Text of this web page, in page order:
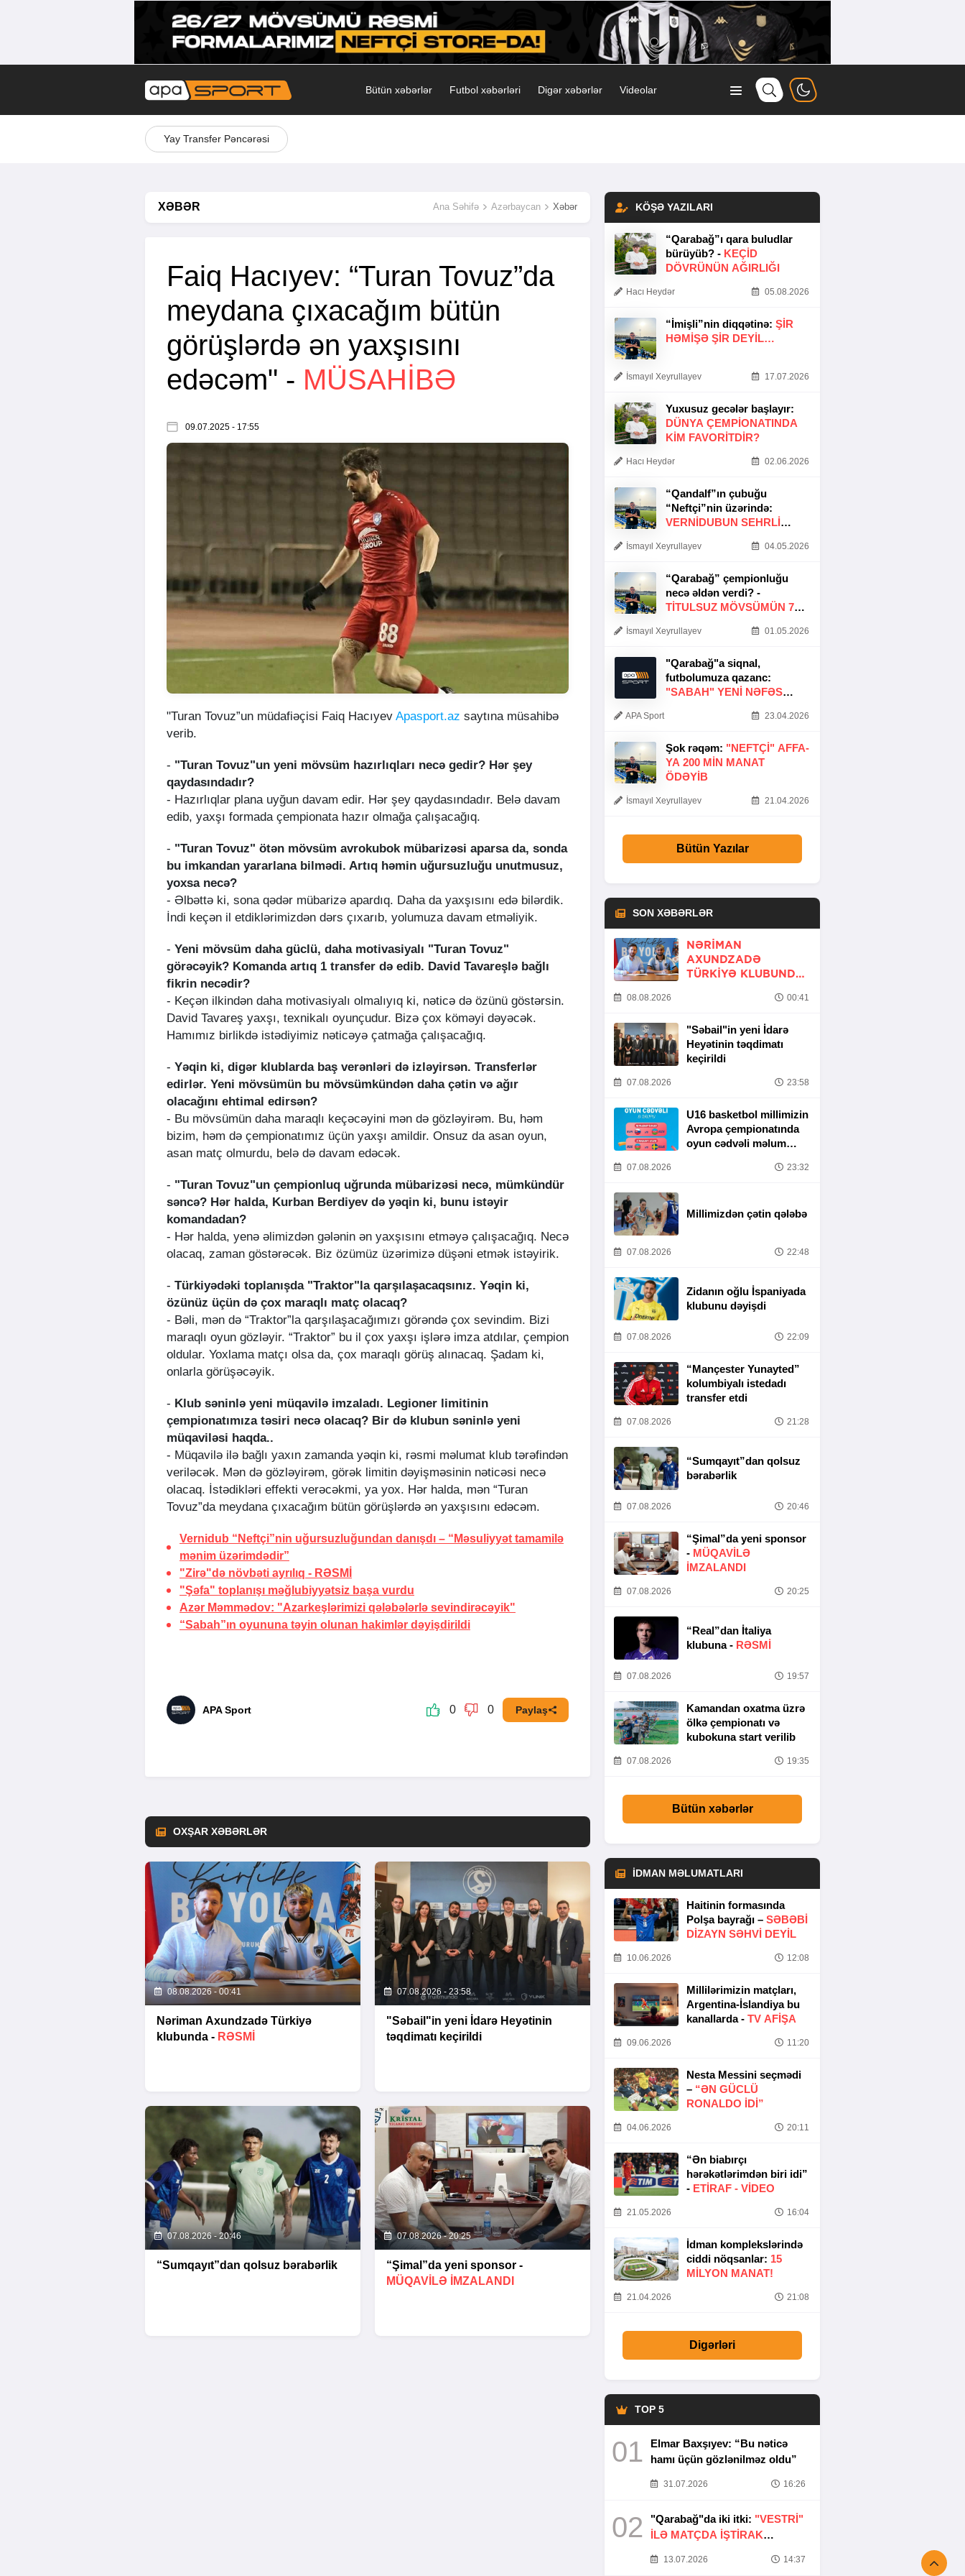
Bütün xəbərlər Futbol xəbərləri Digər xəbərlər Videolar
Yay Transfer Pəncərəsi
XƏBƏR Ana Səhifə Azərbaycan Xəbər
Faiq Hacıyev: “Turan Tovuz”da
meydana çıxacağım bütün
görüşlərdə ən yaxşısını
edəcəm" - MÜSAHİBƏ
09.07.2025 - 17:55
"Turan Tovuz”un müdafiəçisi Faiq Hacıyev Apasport.az saytına müsahibə
verib.
- "Turan Tovuz"un yeni mövsüm hazırlıqları necə gedir? Hər şey
qaydasındadır?
- Hazırlıqlar plana uyğun davam edir. Hər şey qaydasındadır. Belə davam
edib, yaxşı formada çempionata hazır olmağa çalışacağıq.
- "Turan Tovuz" ötən mövsüm avrokubok mübarizəsi aparsa da, sonda
bu imkandan yararlana bilmədi. Artıq həmin uğursuzluğu unutmusuz,
yoxsa necə?
- Əlbəttə ki, sona qədər mübarizə apardıq. Daha da yaxşısını edə bilərdik.
İndi keçən il etdiklərimizdən dərs çıxarıb, yolumuza davam etməliyik.
- Yeni mövsüm daha güclü, daha motivasiyalı "Turan Tovuz"
görəcəyik? Komanda artıq 1 transfer də edib. David Tavareşlə bağlı
fikrin necədir?
- Keçən ilkindən daha motivasiyalı olmalıyıq ki, nəticə də özünü göstərsin.
David Tavareş yaxşı, texnikalı oyunçudur. Bizə çox köməyi dəyəcək.
Hamımız birlikdə istədiyimiz nəticəyə çatmağa çalışacağıq.
- Yəqin ki, digər klublarda baş verənləri də izləyirsən. Transferlər
edirlər. Yeni mövsümün bu mövsümkündən daha çətin və ağır
olacağını ehtimal edirsən?
- Bu mövsümün daha maraqlı keçəcəyini mən də gözləyirəm. Bu, həm
bizim, həm də çempionatımız üçün yaxşı amildir. Onsuz da asan oyun,
asan matç olmurdu, belə də davam edəcək.
- "Turan Tovuz"un çempionluq uğrunda mübarizəsi necə, mümkündür
səncə? Hər halda, Kurban Berdiyev də yəqin ki, bunu istəyir
komandadan?
- Hər halda, yenə əlimizdən gələnin ən yaxşısını etməyə çalışacağıq. Necə
olacaq, zaman göstərəcək. Biz özümüz üzərimizə düşəni etmək istəyirik.
- Türkiyədəki toplanışda "Traktor"la qarşılaşacaqsınız. Yəqin ki,
özünüz üçün də çox maraqlı matç olacaq?
- Bəli, mən də “Traktor”la qarşılaşacağımızı görəndə çox sevindim. Bizi
maraqlı oyun gözləyir. “Traktor” bu il çox yaxşı işlərə imza atdılar, çempion
oldular. Yoxlama matçı olsa da, çox maraqlı görüş alınacaq. Şadam ki,
onlarla görüşəcəyik.
- Klub səninlə yeni müqavilə imzaladı. Legioner limitinin
çempionatımıza təsiri necə olacaq? Bir də klubun səninlə yeni
müqaviləsi haqda..
- Müqavilə ilə bağlı yaxın zamanda yəqin ki, rəsmi məlumat klub tərəfindən
veriləcək. Mən də gözləyirəm, görək limitin dəyişməsinin nəticəsi necə
olacaq. İstədikləri effekti verəcəkmi, ya yox. Hər halda, mən “Turan
Tovuz”da meydana çıxacağım bütün görüşlərdə ən yaxşısını edəcəm.
Vernidub “Neftçi”nin uğursuzluğundan danışdı – “Məsuliyyət tamamilə
mənim üzərimdədir”
"Zirə"də növbəti ayrılıq - RƏSMİ
"Şəfa" toplanışı məğlubiyyətsiz başa vurdu
Azər Məmmədov: "Azarkeşlərimizi qələbələrlə sevindirəcəyik"
“Sabah”ın oyununa təyin olunan hakimlər dəyişdirildi
APA Sport 0 0 Paylaş
OXŞAR XƏBƏRLƏR
08.08.2026 - 00:41
Nəriman Axundzadə Türkiyə
klubunda - RƏSMİ
07.08.2026 - 23:58
"Səbail"in yeni İdarə Heyətinin
təqdimatı keçirildi
07.08.2026 - 20:46
“Sumqayıt”dan qolsuz bərabərlik
07.08.2026 - 20:25
“Şimal”da yeni sponsor -
MÜQAVİLƏ İMZALANDI
KÖŞƏ YAZILARI
“Qarabağ”ı qara buludlar
bürüyüb? - KEÇID
DÖVRÜNÜN AĞIRLIĞI
Hacı Heydər 05.08.2026
“İmişli”nin diqqətinə: ŞIR
HƏMIŞƏ ŞIR DEYIL…
İsmayıl Xeyrullayev 17.07.2026
Yuxusuz gecələr başlayır:
DÜNYA ÇEMPIONATINDA
KIM FAVORITDIR?
Hacı Heydər 02.06.2026
“Qandalf”ın çubuğu
“Neftçi”nin üzərində:
VERNİDUBUN SEHRLİ
İsmayıl Xeyrullayev 04.05.2026
“Qarabağ” çempionluğu
necə əldən verdi? -
TITULSUZ MÖVSÜMÜN 7
İsmayıl Xeyrullayev 01.05.2026
"Qarabağ"a siqnal,
futbolumuza qazanc:
"SABAH" YENI NƏFƏS
APA Sport 23.04.2026
Şok rəqəm: "NEFTÇI" AFFA-
YA 200 MIN MANAT
ÖDƏYIB
İsmayıl Xeyrullayev 21.04.2026
Bütün Yazılar
SON XƏBƏRLƏR
NƏRIMAN
AXUNDZADƏ
TÜRKIYƏ KLUBUNDA
08.08.2026 00:41
"Səbail"in yeni İdarə
Heyətinin təqdimatı
keçirildi
07.08.2026 23:58
U16 basketbol millimizin
Avropa çempionatında
oyun cədvəli məlum
07.08.2026 23:32
Millimizdən çətin qələbə
07.08.2026 22:48
Zidanın oğlu İspaniyada
klubunu dəyişdi
07.08.2026 22:09
“Mançester Yunayted”
kolumbiyalı istedadı
transfer etdi
07.08.2026 21:28
“Sumqayıt”dan qolsuz
bərabərlik
07.08.2026 20:46
“Şimal”da yeni sponsor
- MÜQAVİLƏ
İMZALANDI
07.08.2026 20:25
“Real”dan İtaliya
klubuna - RƏSMİ
07.08.2026 19:57
Kamandan oxatma üzrə
ölkə çempionatı və
kubokuna start verilib
07.08.2026 19:35
Bütün xəbərlər
İDMAN MƏLUMATLARI
Haitinin formasında
Polşa bayrağı – SƏBƏBI
DIZAYN SƏHVI DEYIL
10.06.2026 12:08
Millilərimizin matçları,
Argentina-İslandiya bu
kanallarda - TV AFİŞA
09.06.2026 11:20
Nesta Messini seçmədi
– “ƏN GÜCLÜ
RONALDO IDI”
04.06.2026 20:11
“Ən biabırçı
hərəkətlərimdən biri idi”
- ETIRAF - VİDEO
21.05.2026 16:04
İdman komplekslərində
ciddi nöqsanlar: 15
MILYON MANAT!
21.04.2026 21:08
Digərləri
TOP 5
01
Elmar Baxşıyev: “Bu nəticə
hamı üçün gözlənilməz oldu”
31.07.2026 16:26
02 "Qarabağ"da iki itki: "VESTRİ"
İLƏ MATÇDA İŞTİRAK
13.07.2026 14:37